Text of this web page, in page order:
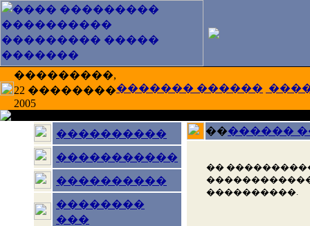
���������,
22 ��������
2005
������� ������
����������
�����������
����������
��������
���
��������
��
����������.